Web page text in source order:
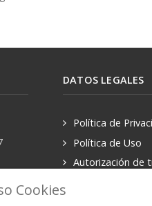
DATOS LEGALES
Política de
Política de Uso
Autorización de
Cookies